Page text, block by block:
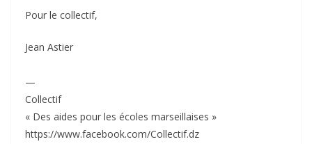
Pour le collectif,
Jean Astier
—
Collectif
« Des aides pour les écoles marseillaises »
https://www.facebook.com/Collectif.dz